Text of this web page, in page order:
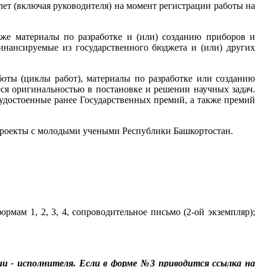
(включая руководителя) на момент регистрации работы на
материалы по разработке и (или) созданию приборов и
из государственного бюджета и (или) других
(циклы работ), материалы по разработке или созданию
оригинальностью в постановке и решении научных задач.
ранее Государственных премий, а также премий
с молодыми учеными Республики Башкортостан.
1, 2, 3, 4, сопроводительное письмо (2-ой экземпляр);
- исполнителя. Если в форме №3 приводится ссылка на